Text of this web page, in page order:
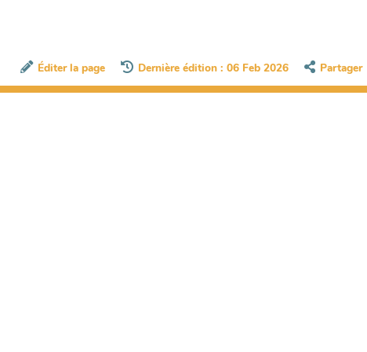
Éditer la page Dernière édition : 06 Feb 2026 Partager